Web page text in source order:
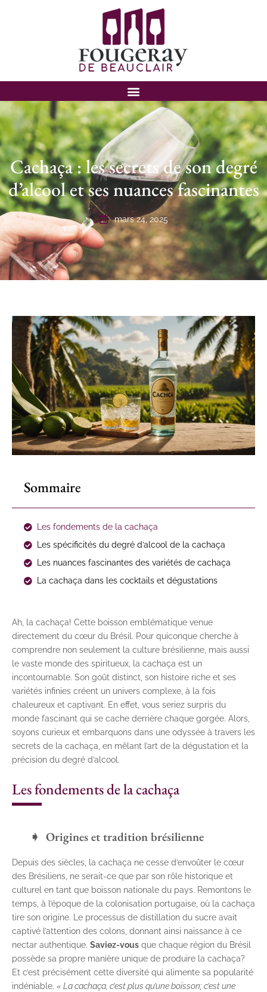
Cachaça : les secrets de son degré
d’alcool et ses nuances fascinantes
mars 24, 2025
Sommaire
Les fondements de la cachaça
Les spécificités du degré d’alcool de la cachaça
Les nuances fascinantes des variétés de cachaça
La cachaça dans les cocktails et dégustations
Ah, la cachaça! Cette boisson emblématique venue
directement du cœur du Brésil. Pour quiconque cherche à
comprendre non seulement la culture brésilienne, mais aussi
le vaste monde des spiritueux, la cachaça est un
incontournable. Son goût distinct, son histoire riche et ses
variétés infinies créent un univers complexe, à la fois
chaleureux et captivant. En effet, vous seriez surpris du
monde fascinant qui se cache derrière chaque gorgée. Alors,
soyons curieux et embarquons dans une odyssée à travers les
secrets de la cachaça, en mêlant l’art de la dégustation et la
précision du degré d’alcool.
Les fondements de la cachaça
Origines et tradition brésilienne
Depuis des siècles, la cachaça ne cesse d’envoûter le cœur
des Brésiliens, ne serait-ce que par son rôle historique et
culturel en tant que boisson nationale du pays. Remontons le
temps, à l’époque de la colonisation portugaise, où la cachaça
tire son origine. Le processus de distillation du sucre avait
captivé l’attention des colons, donnant ainsi naissance à ce
nectar authentique. Saviez-vous que chaque région du Brésil
possède sa propre manière unique de produire la cachaça?
Et c’est précisément cette diversité qui alimente sa popularité
indéniable. « La cachaça, c’est plus qu’une boisson; c’est une